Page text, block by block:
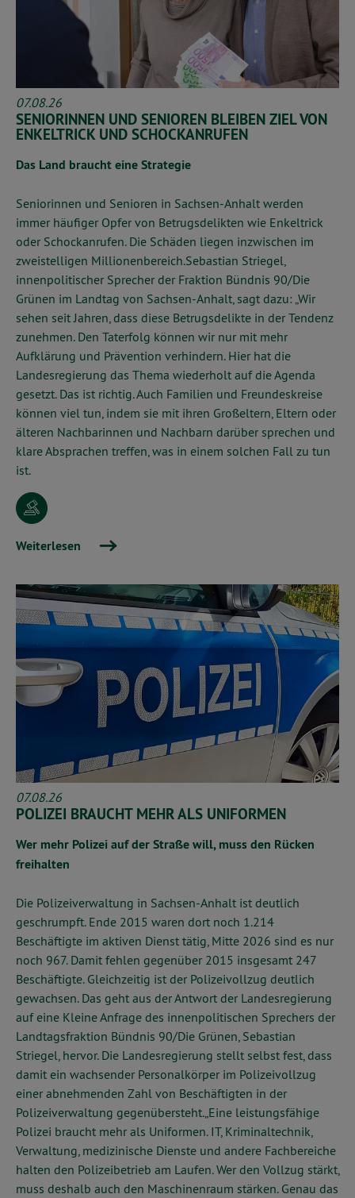
07.08.26
SENIORINNEN UND SENIOREN BLEIBEN ZIEL VON
ENKELTRICK UND SCHOCKANRUFEN
Das Land braucht eine Strategie
Seniorinnen und Senioren in Sachsen-Anhalt werden
immer häufiger Opfer von Betrugsdelikten wie Enkeltrick
oder Schockanrufen. Die Schäden liegen inzwischen im
zweistelligen Millionenbereich.Sebastian Striegel,
innenpolitischer Sprecher der Fraktion Bündnis 90/Die
Grünen im Landtag von Sachsen-Anhalt, sagt dazu: „Wir
sehen seit Jahren, dass diese Betrugsdelikte in der Tendenz
zunehmen. Den Taterfolg können wir nur mit mehr
Aufklärung und Prävention verhindern. Hier hat die
Landesregierung das Thema wiederholt auf die Agenda
gesetzt. Das ist richtig. Auch Familien und Freundeskreise
können viel tun, indem sie mit ihren Großeltern, Eltern oder
älteren Nachbarinnen und Nachbarn darüber sprechen und
klare Absprachen treffen, was in einem solchen Fall zu tun
ist.
Weiterlesen
07.08.26
POLIZEI BRAUCHT MEHR ALS UNIFORMEN
Wer mehr Polizei auf der Straße will, muss den Rücken
freihalten
Die Polizeiverwaltung in Sachsen-Anhalt ist deutlich
geschrumpft. Ende 2015 waren dort noch 1.214
Beschäftigte im aktiven Dienst tätig, Mitte 2026 sind es nur
noch 967. Damit fehlen gegenüber 2015 insgesamt 247
Beschäftigte. Gleichzeitig ist der Polizeivollzug deutlich
gewachsen. Das geht aus der Antwort der Landesregierung
auf eine Kleine Anfrage des innenpolitischen Sprechers der
Landtagsfraktion Bündnis 90/Die Grünen, Sebastian
Striegel, hervor. Die Landesregierung stellt selbst fest, dass
damit ein wachsender Personalkörper im Polizeivollzug
einer abnehmenden Zahl von Beschäftigten in der
Polizeiverwaltung gegenübersteht. „Eine leistungsfähige
Polizei braucht mehr als Uniformen. IT, Kriminaltechnik,
Verwaltung, medizinische Dienste und andere Fachbereiche
halten den Polizeibetrieb am Laufen. Wer den Vollzug stärkt,
muss deshalb auch den Maschinenraum stärken. Genau das